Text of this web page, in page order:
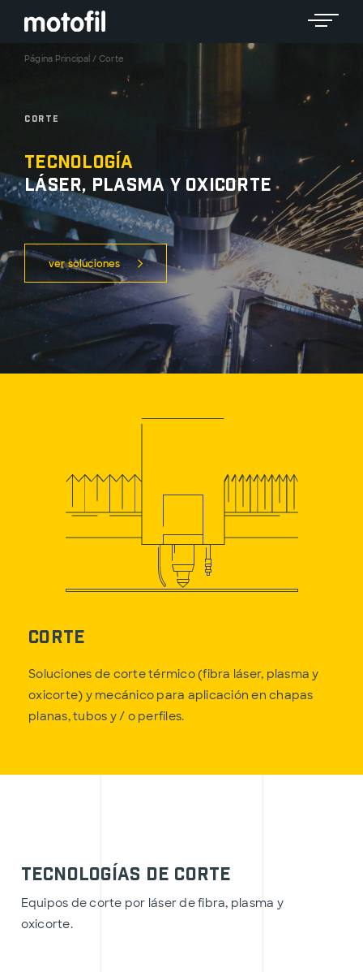
Página Principal / Corte
Corte
Tecnología
láser, plasma y oxicorte
ver soluciones
Corte
Soluciones de corte térmico (fibra láser, plasma y
oxicorte) y mecánico para aplicación en chapas
planas, tubos y / o perfiles.
Tecnologías de corte
Equipos de corte por láser de fibra, plasma y
oxicorte.